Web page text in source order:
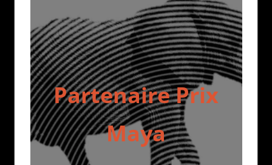
Partenaire Prix
Maya